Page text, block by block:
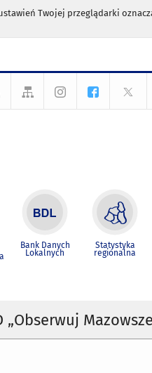
Twojej przeglądarki
Bank Danych
Lokalnych
Statystyka
regionalna
„Obserwuj